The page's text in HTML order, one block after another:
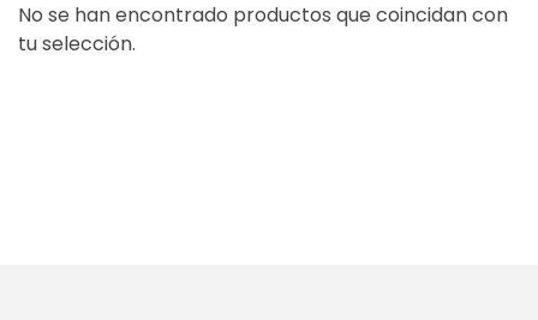
No se han encontrado productos que coincidan con
tu selección.